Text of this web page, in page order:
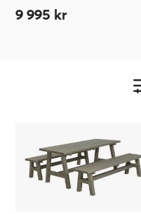
9 995 kr
bord,